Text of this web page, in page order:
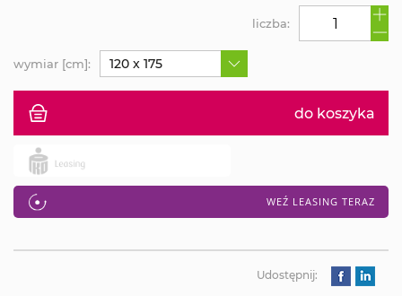
do koszyka
WEŹ LEASING TERAZ
liczba:
wymiar [cm]: 120 x 175
Udostępnij: